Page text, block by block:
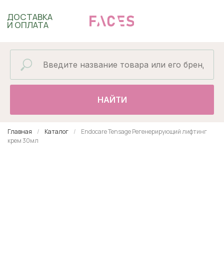
И ОПЛАТА
НАЙТИ
Главная Каталог
Endocare Tensage Регенерирующий лифтинг
крем 30мл